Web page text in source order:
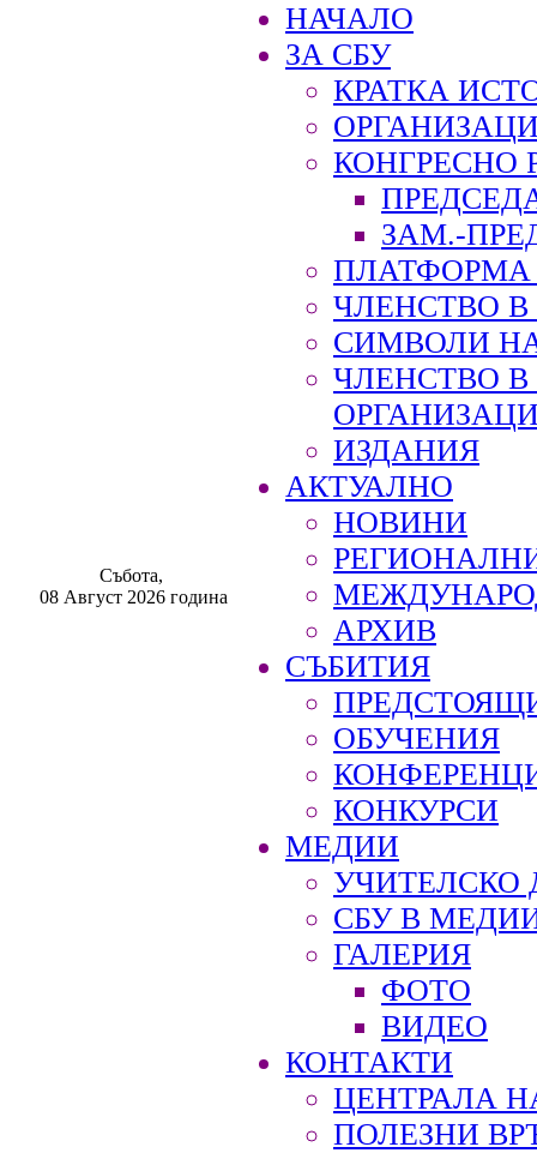
Събота,
08 Август 2026 година
НАЧАЛО
ЗА СБУ
КРАТКА
КОНГРЕСНО
ЗАМ.-
ПЛАТФОРМА
ЧЛЕНСТВО В
СИМВОЛИ
ЧЛЕНСТВО
ИЗДАНИЯ
АКТУАЛНО
НОВИНИ
АРХИВ
СЪБИТИЯ
ОБУЧЕНИЯ
КОНКУРСИ
МЕДИИ
УЧИТЕЛСКО
СБУ В
ГАЛЕРИЯ
ФОТО
ВИДЕО
КОНТАКТИ
ЦЕНТРАЛА
ПОЛЕЗНИ